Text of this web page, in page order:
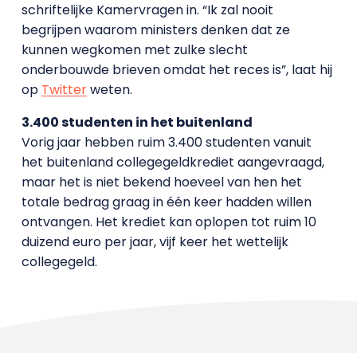
schriftelijke Kamervragen in. “Ik zal nooit
begrijpen waarom ministers denken dat ze
kunnen wegkomen met zulke slecht
onderbouwde brieven omdat het reces is”, laat hij
op Twitterweten.
3.400 studenten in het buitenland
Vorig jaar hebben ruim 3.400 studenten vanuit
het buitenland collegegeldkrediet aangevraagd,
maar het is niet bekend hoeveel van hen het
totale bedrag graag in één keer hadden willen
ontvangen. Het krediet kan oplopen tot ruim 10
duizend euro per jaar, vijf keer het wettelijk
collegegeld.